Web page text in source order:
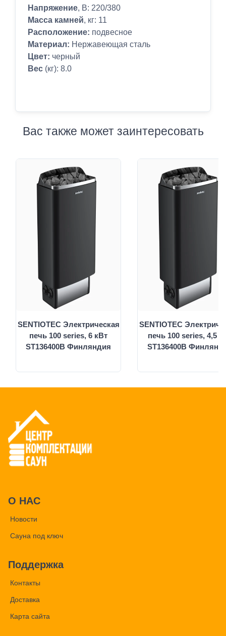
Напряжение, В: 220/380
Масса камней, кг: 11
Расположение: подвесное
Материал: Нержавеющая сталь
Цвет: черный
Вес (кг): 8.0
Вас также может заинтересовать
SENTIOTEC Электрическая
печь 100 series, 6 кВт
ST136400В Финляндия
SENTIOTEC
печь 100 series, 4,5
ST136400В
О НАС
Новости
Сауна под ключ
Поддержка
Контакты
Доставка
Карта сайта